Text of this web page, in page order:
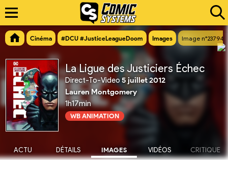
Cinéma #DCU #JusticeLeagueDoom Images Image n°23794
La Ligue des Justiciers Échec
Direct-To-Video 5 juillet 2012
Lauren Montgomery
1h17min
WB ANIMATION
ACTU DÉTAILS IMAGES VIDÉOS CRITIQUE